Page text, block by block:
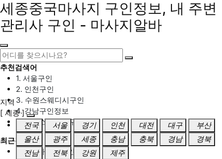
세종중국마사지 구인정보, 내 주변
관리사 구인 - 마사지알바
추천검색어
1. 서울구인
2. 인천구인
3. 수원스웨디시구인
4. 강남구인정보
5. 동탄스웨디시구인
최근검색어
1. 일산마사지구인
지역
[ 세종 ]
전국
서울 경기 인천 대전 대구
부산
울산
광주 세종 충남 충북 경남
경북
전남
전북 강원 제주